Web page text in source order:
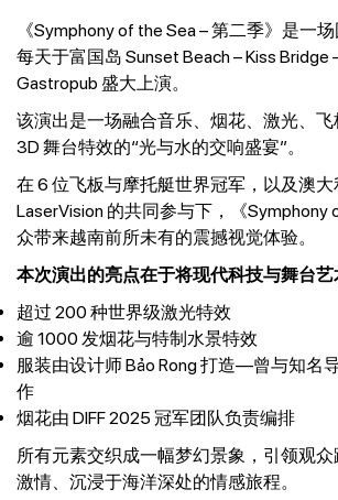
《Symphony of the Sea – 第二季》是一
每天于富国岛 Sunset Beach – Kiss Bridge
Gastropub 盛大上演。
该演出是一场融合音乐、烟花、激光、
3D 舞台特效的“光与水的交响盛宴”。
在 6 位飞板与摩托艇世界冠军，以及澳
LaserVision 的共同参与下，《Symphony
众带来越南前所未有的震撼视觉体验。
本次演出的亮点在于将现代科技与舞台艺
超过 200 种世界级激光特效
逾 1000 发烟花与特制水景特效
服装由设计师 Bảo Rong 打造—曾与知名
作
烟花由 DIFF 2025 冠军团队负责编排
所有元素交织成一幅梦幻景象，引领观
激情、沉浸于海洋深处的情感旅程。